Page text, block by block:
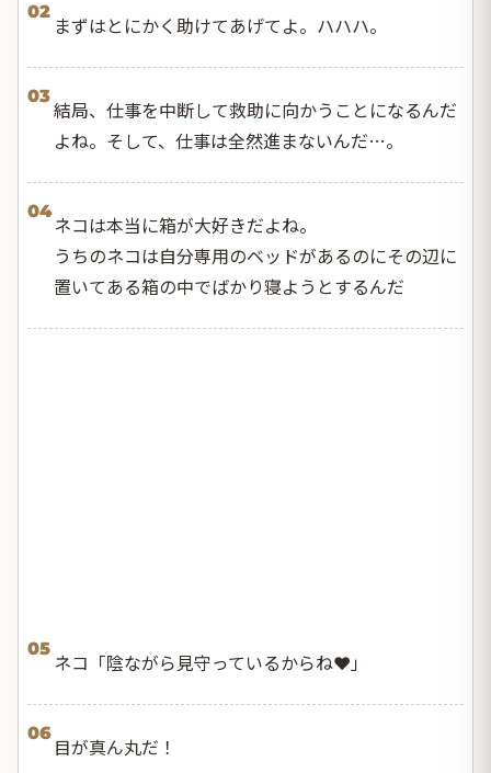
02
まずはとにかく助けてあげてよ。ハハハ。
03
結局、仕事を中断して救助に向かうことになるんだ
よね。そして、仕事は全然進まないんだ…。
04
ネコは本当に箱が大好きだよね。
うちのネコは自分専用のベッドがあるのにその辺に
置いてある箱の中でばかり寝ようとするんだ
05
ネコ「陰ながら見守っているからね❤️」
06
目が真ん丸だ！